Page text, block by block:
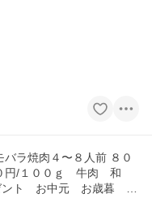
ラ焼肉４〜８人前 ８０
円/１００ｇ 牛肉 和
ト お中元 お歳暮 誕